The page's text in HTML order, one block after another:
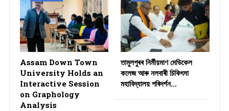
Assam Down Town
University Holds an
Interactive Session
on Graphology
Analysis
তামুলপুৰৰ নিৰ্মীয়মাণ মেডিকেল
কলেজ আৰু নলবাৰী চিকিৎসা
মহাবিদ্যালয় পৰিদৰ্শন…